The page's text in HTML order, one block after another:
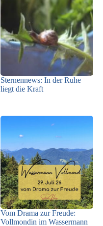
Sternennews: In der Ruhe
liegt die Kraft
Vom Drama zur Freude:
Vollmondin im Wassermann